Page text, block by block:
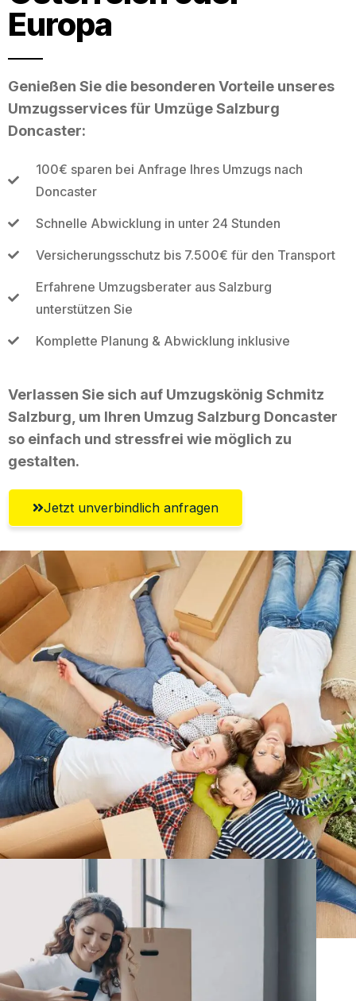
Europa
Genießen Sie die besonderen Vorteile unseres
Umzugsservices für Umzüge Salzburg
Doncaster:
100€ sparen bei Anfrage Ihres Umzugs nach
Doncaster
Schnelle Abwicklung in unter 24 Stunden
Versicherungsschutz bis 7.500€ für den Transport
Erfahrene Umzugsberater aus Salzburg
unterstützen Sie
Komplette Planung & Abwicklung inklusive
Verlassen Sie sich auf Umzugskönig Schmitz
Salzburg, um Ihren Umzug Salzburg Doncaster
so einfach und stressfrei wie möglich zu
gestalten.
Jetzt unverbindlich anfragen